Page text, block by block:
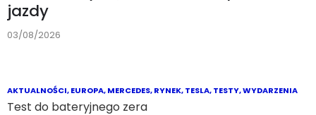
jazdy
03/08/2026